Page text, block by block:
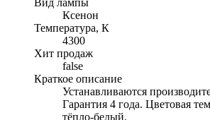
Вид лампы
Ксенон
Температура, К
4300
Хит продаж
false
Краткое описание
Устанавливаются
Гарантия 4 года. Цветовая
тёпло-белый.